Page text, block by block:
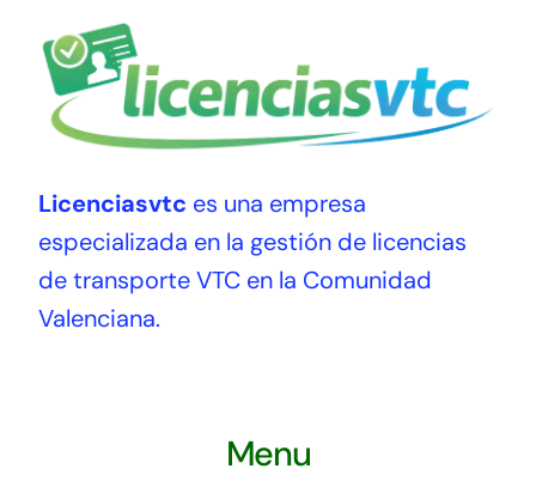
Licenciasvtc es una empresa
especializada en la gestión de licencias
de transporte VTC en la Comunidad
Valenciana.
Menu